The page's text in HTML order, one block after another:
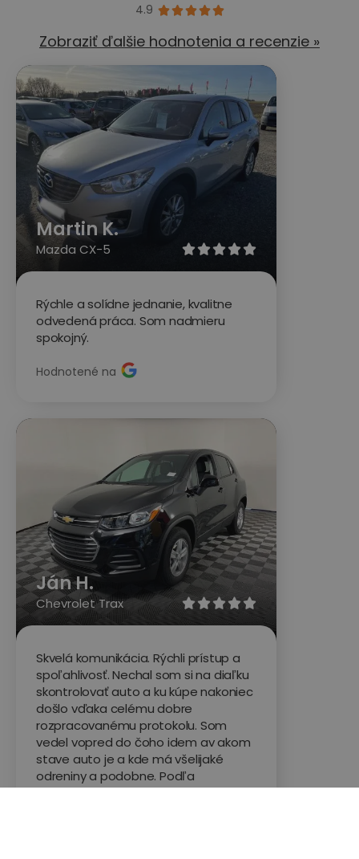
4.9 
Zobraziť ďalšie hodnotenia a recenzie »

Martin K.
Mazda CX-5
Rýchle a solídne jednanie, kvalitne
odvedená práca. Som nadmieru
spokojný.
Hodnotené na

Ján H.
Chevrolet Trax
Skvelá komunikácia. Rýchli prístup a
spoľahlivosť. Nechal som si na diaľku
skontrolovať auto a ku kúpe nakoniec
došlo vďaka celému dobre
rozpracovanému protokolu. Som
vedel vopred do čoho idem av akom
stave auto je a kde má všelijaké
odreniny a podobne. Podľa
predávajúceho sa k nemu pracovník